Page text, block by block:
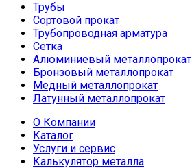
Трубы
Сортовой прокат
Трубопроводная арматура
Сетка
Алюминиевый металлопрокат
Бронзовый металлопрокат
Медный металлопрокат
Латунный металлопрокат
О Компании
Каталог
Услуги и сервис
Калькулятор металла